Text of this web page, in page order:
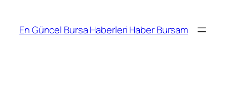
En Güncel Bursa Haberleri Haber Bursam